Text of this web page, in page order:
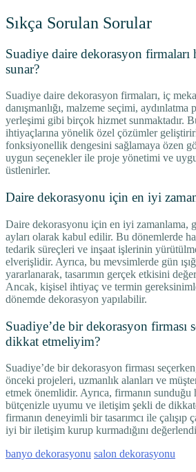
Sıkça Sorulan Sorular
Suadiye daire dekorasyon firmaları
sunar?
Suadiye daire dekorasyon firmaları, iç
danışmanlığı, malzeme seçimi, aydınlatma
yerleşimi gibi birçok hizmet sunmaktadır.
ihtiyaçlarına yönelik özel çözümler
fonksiyonellik dengesini sağlamaya özen
uygun seçenekler ile proje yönetimi ve
üstlenirler.
Daire dekorasyonu için en iyi
Daire dekorasyonu için en iyi zamanlama,
ayları olarak kabul edilir. Bu dönemlerde
tedarik süreçleri ve inşaat işlerinin
elverişlidir. Ayrıca, bu mevsimlerde gün
yararlanarak, tasarımın gerçek etkisini
Ancak, kişisel ihtiyaç ve termin
dönemde dekorasyon yapılabilir.
Suadiye’de bir dekorasyon firması
dikkat etmeliyim?
Suadiye’de bir dekorasyon firması
önceki projeleri, uzmanlık alanları ve
etmek önemlidir. Ayrıca, firmanın sunduğu
bütçenizle uyumu ve iletişim şekli de
firmanın deneyimli bir tasarımcı ile çalışıp
iyi bir iletişim kurup kurmadığını
banyo dekorasyonu salon dekorasyonu